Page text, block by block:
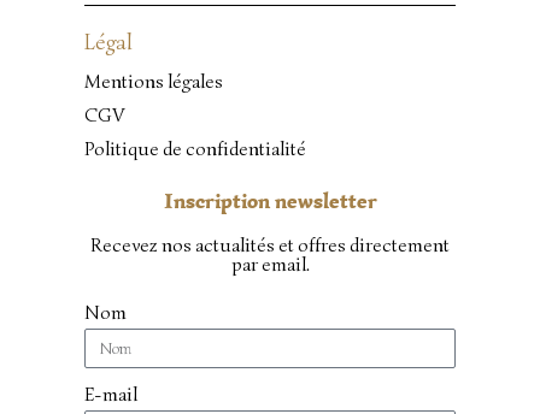
Légal
Mentions légales
CGV
Politique de confidentialité
Inscription newsletter
Recevez nos actualités et offres directement
par email.
Nom
E-mail